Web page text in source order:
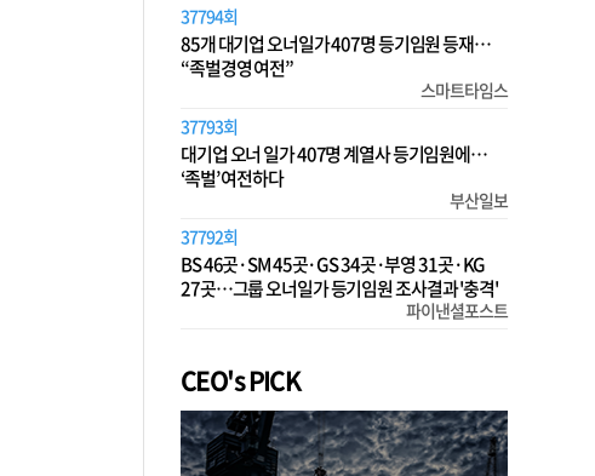
37794회
85개 대기업 오너일가 407명 등기임원 등재…
“족벌경영 여전”
스마트타임스
37793회
대기업 오너 일가 407명 계열사 등기임원에…
‘족벌’ 여전하다
부산일보
37792회
BS 46곳·SM 45곳·GS 34곳·부영 31곳·KG
27곳…그룹 오너일가 등기임원 조사결과 '충격'
파이낸셜포스트
CEO's PICK